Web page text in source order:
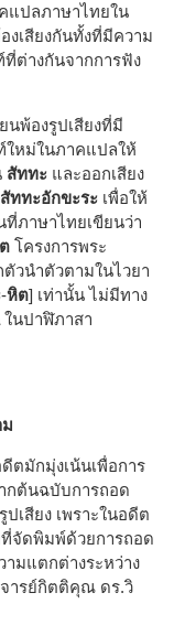
แปลภาษาไทยใน
งเสียงกันทั้งที่มีความ
ต่างกันจากการฟัง
นพ้องรูปเสียงที่มี
ใหม่ในภาคแปลให้
สัททะ และออกเสียง
สัททะอักขะระ เพื่อให้
ภาษาไทยเขียนว่า
โครงการพระ
วนำตัวตามในไวยา
-หิต] เท่านั้น ไม่มีทาง
ในปาฬิภาสา
ตมักมุ่งเน้นเพื่อการ
กต้นฉบับการถอด
ปเสียง เพราะในอดีต
จัดพิมพ์ด้วยการถอด
ามแตกต่างระหว่าง
จารย์กิตติคุณ ดร.วิ